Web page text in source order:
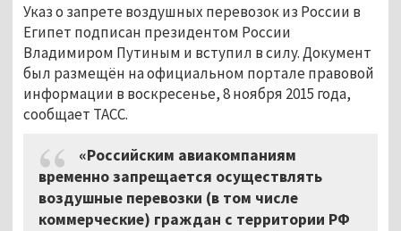
Указ о запрете воздушных перевозок из России в
Египет подписан президентом России
Владимиром Путиным и вступил в силу. Документ
был размещён на официальном портале правовой
информации в воскресенье, 8 ноября 2015 года,
сообщает ТАСС.
«Российским авиакомпаниям
временно запрещается осуществлять
воздушные перевозки (в том числе
коммерческие) граждан с территории РФ